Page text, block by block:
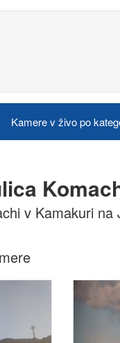
Kamere v živo po
v Kamakuri na